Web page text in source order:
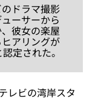
ドラマ撮影
ーサーから
彼女の楽屋
アリングが
定された。
レビの湾岸スタ